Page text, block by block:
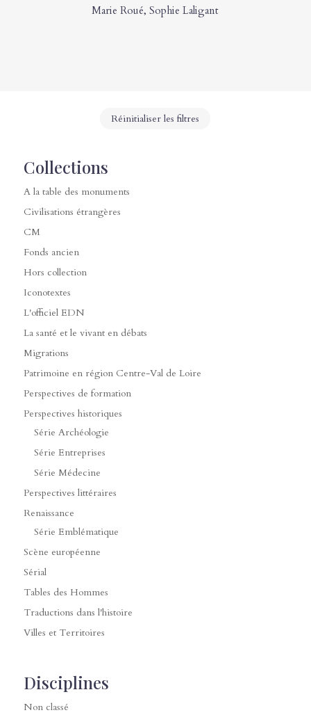
Marie Roué,Sophie Laligant
Réinitialiser les filtres
Collections
A la table des monuments
Civilisations étrangères
CM
Fonds ancien
Hors collection
Iconotextes
L'officiel EDN
La santé et le vivant en débats
Migrations
Patrimoine en région Centre-Val de Loire
Perspectives de formation
Perspectives historiques
Série Archéologie
Série Entreprises
Série Médecine
Perspectives littéraires
Renaissance
Série Emblématique
Scène européenne
Sérial
Tables des Hommes
Traductions dans l'histoire
Villes et Territoires
Disciplines
Non classé